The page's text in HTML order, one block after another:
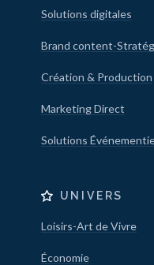
Solutions digitales
Brand content-
Création & Production
Marketing Direct
Solutions
UNIVERS
Loisirs-Art de Vivre
Économie